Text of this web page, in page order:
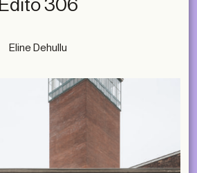
Édito 306
Eline Dehullu